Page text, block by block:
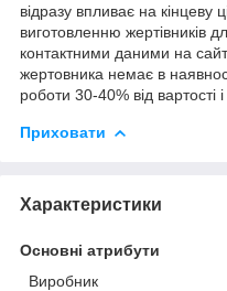
відразу впливає на кінцеву
виготовленню жертівників
контактними даними на
жертовника немає в
роботи 30-40% від вартості
Приховати
Характеристики
Основні атрибути
Виробник